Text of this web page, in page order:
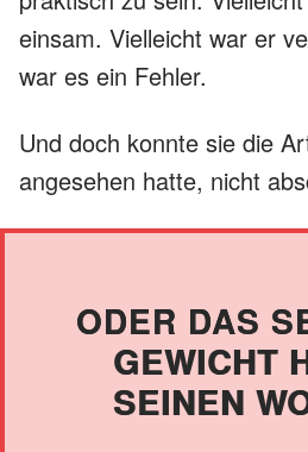
einsam. Vielleicht war er
war es ein Fehler.
Und doch konnte sie die
angesehen hatte, nicht
ODER DAS
GEWICHT
SEINEN